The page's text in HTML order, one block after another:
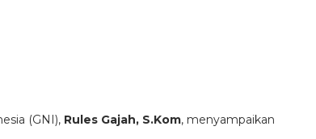
(GNI), Rules Gajah, S.Kom, menyampaikan